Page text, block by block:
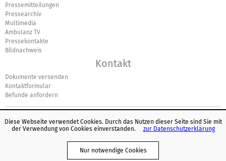
Pressemitteilungen
Pressearchiv
Multimedia
Ambulanz TV
Pressekontakte
Bildnachweis
Kontakt
Dokumente versenden
Kontaktformular
Befunde anfordern
© Europäisches Logo für einfaches Lesen: Inclusion Europe. Weitere
www.leicht-lesbar.eu
Diese Webseite verwendet Cookies. Durch das Nutzen dieser Seite sind Sie mit
der Verwendung von Cookies einverstanden.
zur Datenschutzerklärung
Nur notwendige Cookies